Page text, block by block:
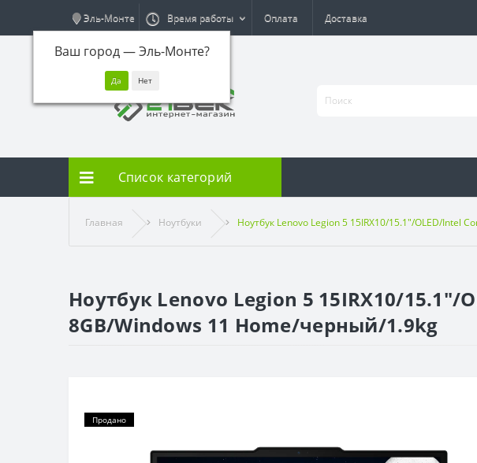
Эль-Монте
Ваш город —Эль-Монте?
Время работы Оплата Доставка
Список категорий
Главная Ноутбуки Ноутбук Lenovo Legion 5 15IRX10/15.1"/OLED/Intel
Ноутбук Lenovo Legion 5 15IRX10/15.1"/
8GB/Windows 11 Home/черный/1.9kg
Продано